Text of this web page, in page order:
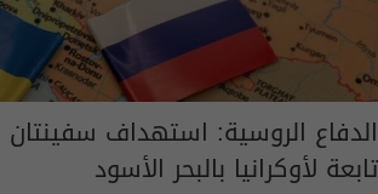
الدفاع الروسية: استهداف سفينتان
تابعة لأوكرانيا بالبحر الأسود